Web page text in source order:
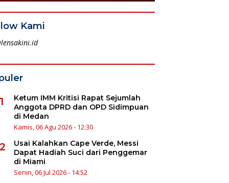
Kami
Ketum IMM Kritisi Rapat Sejumlah
Anggota DPRD dan OPD Sidimpuan
di Medan
Kamis, 06 Agu 2026 - 12:30
Usai Kalahkan Cape Verde, Messi
Dapat Hadiah Suci dari Penggemar
di Miami
Senin, 06 Jul 2026 - 14:52